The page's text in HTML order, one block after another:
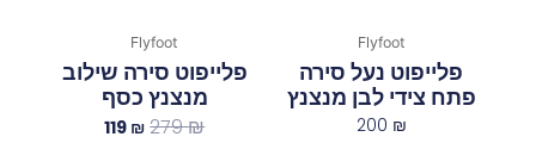
Flyfoot
פלייפוט נעל סירה
פתח צידי לבן מנצנץ
200 ₪
Flyfoot
פלייפוט סירה שילוב
מנצנץ כסף
279₪
119 ₪